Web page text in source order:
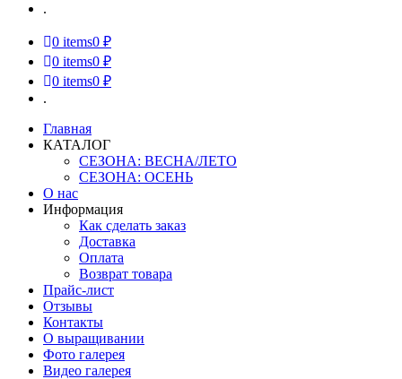
.
0 items0 ₽
0 items0 ₽
0 items0 ₽
.
Главная
КАТАЛОГ
СЕЗОНА: ВЕСНА/ЛЕТО
СЕЗОНА: ОСЕНЬ
О нас
Информация
Как сделать заказ
Доставка
Оплата
Возврат товара
Прайс-лист
Отзывы
Контакты
О выращивании
Фото галерея
Видео галерея